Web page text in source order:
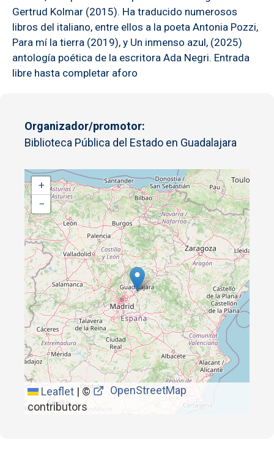
Gertrud Kolmar (2015). Ha traducido numerosos
libros del italiano, entre ellos a la poeta Antonia Pozzi,
Para mí la tierra (2019), y Un inmenso azul, (2025)
antología poética de la escritora Ada Negri. Entrada
libre hasta completar aforo
Organizador/promotor
Biblioteca Pública del Estado en Guadalajara
+
−
Leaflet |©
OpenStreetMap
contributors